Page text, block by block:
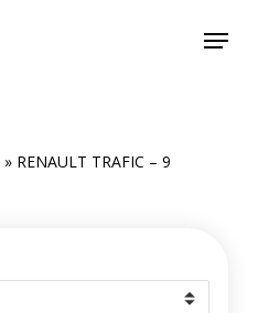
Menu
» RENAULT TRAFIC – 9